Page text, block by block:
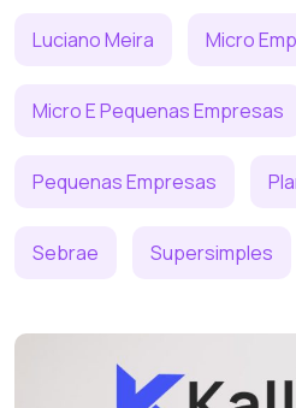
Luciano Meira Micro
Micro E Pequenas Empresas
Pequenas Empresas
Sebrae Supersimples